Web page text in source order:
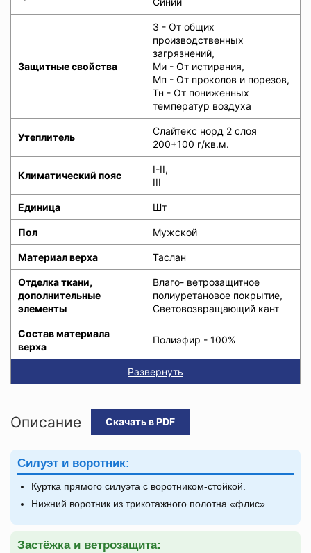
Защитные свойства
З - От общих
производственных
загрязнений,
Ми - От истирания,
Мп - От проколов и порезов,
Тн - От пониженных
температур воздуха
Утеплитель
Слайтекс норд 2 слоя
200+100 г/кв.м.
Климатический пояс
I-II,
III
Единица Шт
Пол Мужской
Материал верха Таслан
Отделка ткани,
дополнительные
элементы
Влаго- ветрозащитное
полиуретановое покрытие,
Световозвращающий кант
Состав материала
верха
Полиэфир - 100%
Развернуть
Описание Скачать в PDF
Силуэт и воротник:
Куртка прямого силуэта с воротником-стойкой.
Нижний воротник из трикотажного полотна «флис».
Застёжка и ветрозащита: